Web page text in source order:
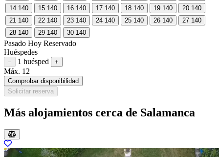
14 140 15 140 16 140 17 140 18 140 19 140 20 140
21 140 22 140 23 140 24 140 25 140 26 140 27 140
28 140 29 140 30 140
Pasado Hoy Reservado
Huéspedes
Restar huésped
− 1 huésped Sumar huésped
+
Máx. 12
Comprobar disponibilidad
Solicitar reserva
Más alojamientos cerca de Salamanca